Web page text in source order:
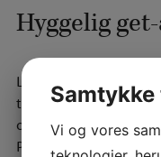
Hyggelig
Leder De efter et
to? Voreshyggelige
overnatning i smukke
Perfekt til en spontan
Vi og vores